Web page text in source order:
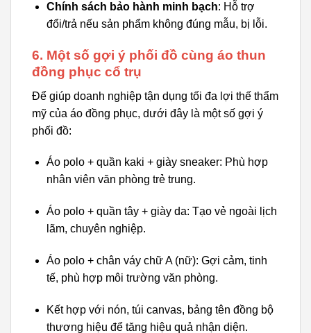
Chính sách bảo hành minh bạch: Hỗ trợ
đổi/trả nếu sản phẩm không đúng mẫu, bị lỗi.
6. Một số gợi ý phối đồ cùng áo thun
đồng phục cổ trụ
Để giúp doanh nghiệp tận dụng tối đa lợi thế thẩm
mỹ của áo đồng phục, dưới đây là một số gợi ý
phối đồ:
Áo polo + quần kaki + giày sneaker: Phù hợp
nhân viên văn phòng trẻ trung.
Áo polo + quần tây + giày da: Tạo vẻ ngoài lịch
lãm, chuyên nghiệp.
Áo polo + chân váy chữ A (nữ): Gợi cảm, tinh
tế, phù hợp môi trường văn phòng.
Kết hợp với nón, túi canvas, bảng tên đồng bộ
thương hiệu để tăng hiệu quả nhận diện.